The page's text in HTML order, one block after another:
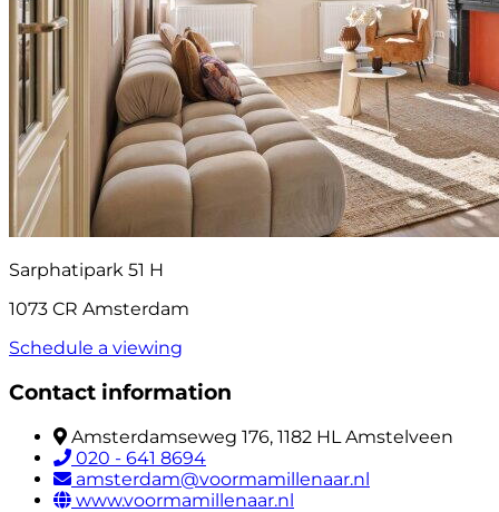
Sarphatipark 51 H
1073 CR Amsterdam
Schedule a viewing
Contact information
Amsterdamseweg 176, 1182 HL Amstelveen
020 - 641 8694
amsterdam@voormamillenaar.nl
www.voormamillenaar.nl